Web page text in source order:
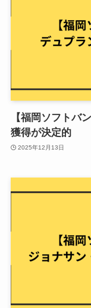
【福岡ソフトバ
獲得が決定的
2025年12月13日